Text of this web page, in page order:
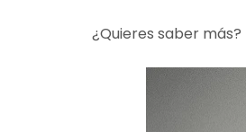
¿Quieres saber más?